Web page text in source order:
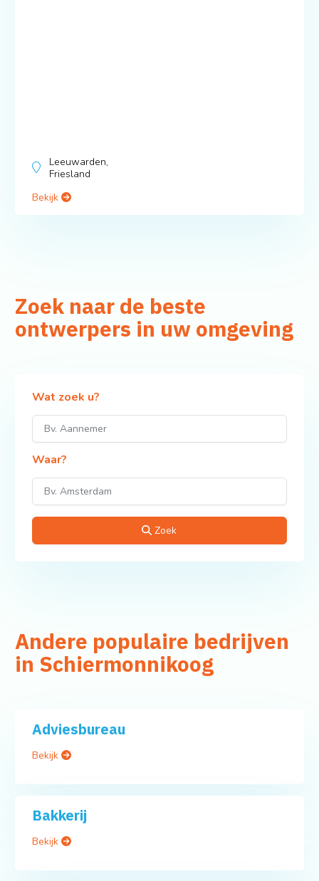
Leeuwarden,
Friesland
Bekijk
Zoek naar de beste
ontwerpers in uw omgeving
Wat zoek u?
Waar?
Zoek
Andere populaire bedrijven
in Schiermonnikoog
Adviesbureau
Bekijk
Bakkerij
Bekijk